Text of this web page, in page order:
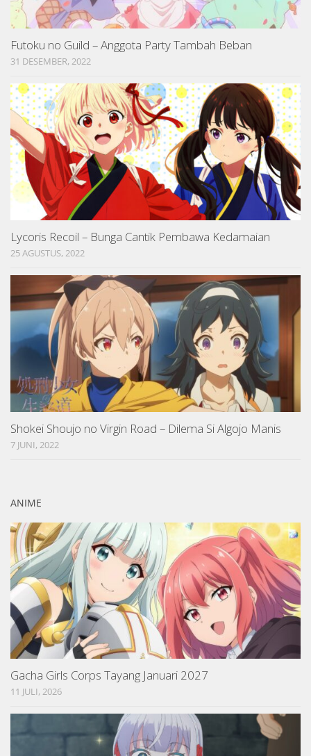
Futoku no Guild – Anggota Party Tambah Beban
31 DESEMBER, 2022
Lycoris Recoil – Bunga Cantik Pembawa Kedamaian
25 AGUSTUS, 2022
Shokei Shoujo no Virgin Road – Dilema Si Algojo Manis
7 JUNI, 2022
ANIME
Gacha Girls Corps Tayang Januari 2027
11 JULI, 2026